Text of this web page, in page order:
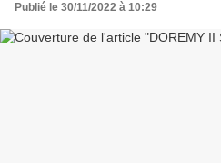
Publié le 30/11/2022 à 10:29